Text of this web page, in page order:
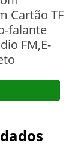
Cartão TF
falante
FM,E-